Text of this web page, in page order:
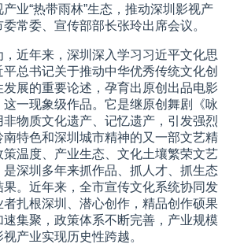
业“热带雨林”生态，推动深圳影视产
常委、宣传部部长张玲出席会议。
年来，深圳深入学习习近平文化思
总书记关于推动中华优秀传统文化创
展的重要论述，孕育出原创出品电影
这一现象级作品。它是继原创舞剧《咏
物质文化遗产、记忆遗产，引发强烈
特色和深圳城市精神的又一部文艺精
温度、产业生态、文化土壤繁荣文艺
深圳多年来抓作品、抓人才、抓生态
。近年来，全市宣传文化系统协同发
者扎根深圳、潜心创作，精品创作硕果
速集聚，政策体系不断完善，产业规模
产业实现历史性跨越。